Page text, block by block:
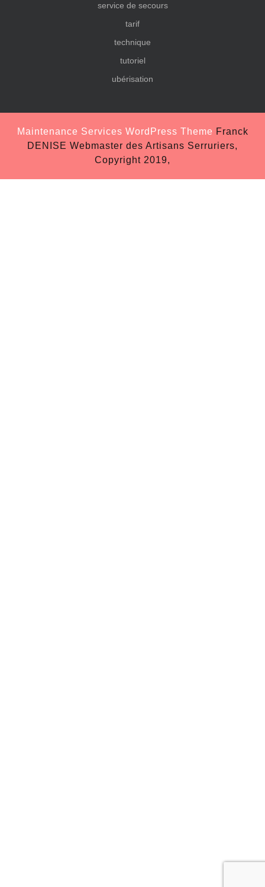
service de secours
tarif
technique
tutoriel
ubérisation
Maintenance Services WordPress Theme Franck
DENISE Webmaster des Artisans Serruriers,
Copyright 2019,